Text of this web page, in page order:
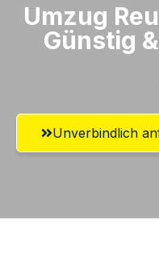
Umzug
Günstig
Unverbindlich